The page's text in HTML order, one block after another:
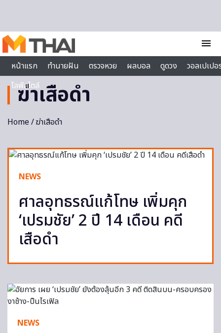
menu
หน้าแรก
ทำนายฝัน ตรวจหวย ผลบอล ดูดวง
วอลเปเป
ไลฟ์สไตล์
ฆ่าเสือดำ
Home/ ฆ่าเสือดำ
NEWS
ศาลอุทธรณ์แก้โทษ เพิ่มคุก
‘เปรมชัย’ 2 ปี 14 เดือน คดี
เสือดำ
NEWS